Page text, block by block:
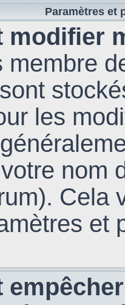
Paramètres et
modifier
membre
les
nom
Cela
et